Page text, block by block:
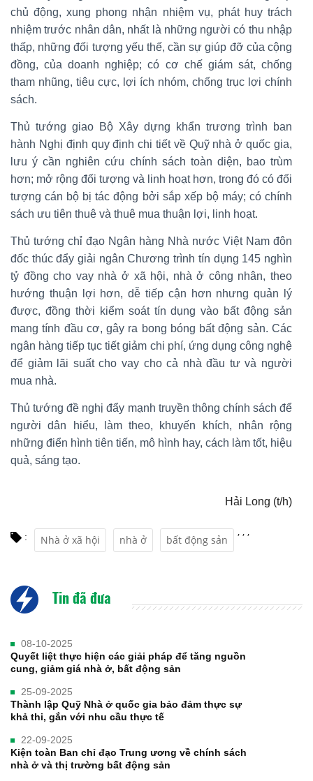
chủ động, xung phong nhận nhiệm vụ, phát huy trách
nhiệm trước nhân dân, nhất là những người có thu nhập
thấp, những đối tượng yếu thế, cần sự giúp đỡ của cộng
đồng, của doanh nghiệp; có cơ chế giám sát, chống
tham nhũng, tiêu cực, lợi ích nhóm, chống trục lợi chính
sách.
Thủ tướng giao Bộ Xây dựng khẩn trương trình ban
hành Nghị định quy định chi tiết về Quỹ nhà ở quốc gia,
lưu ý cần nghiên cứu chính sách toàn diện, bao trùm
hơn; mở rộng đối tượng và linh hoạt hơn, trong đó có đối
tượng cán bộ bị tác động bởi sắp xếp bộ máy; có chính
sách ưu tiên thuê và thuê mua thuận lợi, linh hoạt.
Thủ tướng chỉ đạo Ngân hàng Nhà nước Việt Nam đôn
đốc thúc đẩy giải ngân Chương trình tín dụng 145 nghìn
tỷ đồng cho vay nhà ở xã hội, nhà ở công nhân, theo
hướng thuận lợi hơn, dễ tiếp cận hơn nhưng quản lý
được, đồng thời kiểm soát tín dụng vào bất động sản
mang tính đầu cơ, gây ra bong bóng bất động sản. Các
ngân hàng tiếp tục tiết giảm chi phí, ứng dụng công nghệ
để giảm lãi suất cho vay cho cả nhà đầu tư và người
mua nhà.
Thủ tướng đề nghị đẩy mạnh truyền thông chính sách để
người dân hiểu, làm theo, khuyến khích, nhân rộng
những điển hình tiên tiến, mô hình hay, cách làm tốt, hiệu
quả, sáng tạo.
Hải Long (t/h)
: Nhà ở xã hội
,
nhà ở
,
bất động sản
,
Tin đã đưa
08-10-2025
Quyết liệt thực hiện các giải pháp để tăng nguồn
cung, giảm giá nhà ở, bất động sản
25-09-2025
Thành lập Quỹ Nhà ở quốc gia bảo đảm thực sự
khả thi, gắn với nhu cầu thực tế
22-09-2025
Kiện toàn Ban chỉ đạo Trung ương về chính sách
nhà ở và thị trường bất động sản